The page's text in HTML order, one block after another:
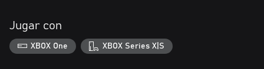
Jugar con
XBOX One XBOX Series X|S